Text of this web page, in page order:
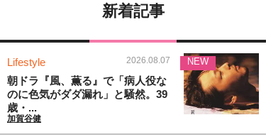
新着記事
Lifestyle 2026.08.07
朝ドラ『風、薫る』で「病人役な
のに色気がダダ漏れ」と騒然。39
歳・...
加賀谷健
NEW